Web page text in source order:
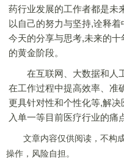
药行业发展的工作者都是未
以自己的努力与坚持,诠释
今天的分享与思考,未来的
的黄金阶段。
在互联网、大数据和人工
在工作过程中提高效率、准
更具针对性和个性化等,解
入单一等目前医疗行业的痛
文章内容仅供阅读，不构成
操作，风险自担。